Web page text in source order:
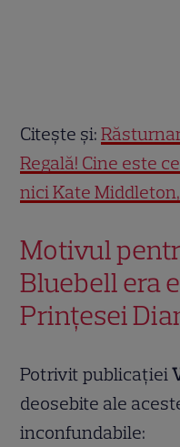
Citește și:
Regală! Cine este
nici Kate
Motivul
Bluebell era
Prințesei
Potrivit publicației
deosebite ale
inconfundabile: